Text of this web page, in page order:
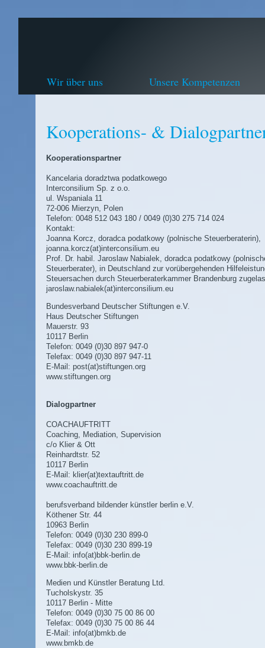
Wir über uns Unsere Kompetenzen
Kooperations- &
Kooperationspartner
Kancelaria doradztwa podatkowego
Interconsilium Sp. z o.o.
ul. Wspaniala 11
72-006 Mierzyn, Polen
Telefon: 0048 512 043 180 / 0049 (0)30 275 714 024
Kontakt:
Joanna Korcz, doradca podatkowy (polnische Steuerberaterin),
joanna.korcz(at)interconsilium.eu
Prof. Dr. habil. Jaroslaw Nabialek, doradca podatkowy
Steuerberater), in Deutschland zur vorübergehenden
Steuersachen durch Steuerberaterkammer Brandenburg
jaroslaw.nabialek(at)interconsilium.eu
Bundesverband Deutscher Stiftungen e.V.
Haus Deutscher Stiftungen
Mauerstr. 93
10117 Berlin
Telefon: 0049 (0)30 897 947-0
Telefax: 0049 (0)30 897 947-11
E-Mail: post(at)stiftungen.org
www.stiftungen.org
Dialogpartner
COACHAUFTRITT
Coaching, Mediation, Supervision
c/o Klier & Ott
Reinhardtstr. 52
10117 Berlin
E-Mail: klier(at)textauftritt.de
www.coachauftritt.de
berufsverband bildender künstler berlin e.V.
Köthener Str. 44
10963 Berlin
Telefon: 0049 (0)30 230 899-0
Telefax: 0049 (0)30 230 899-19
E-Mail: info(at)bbk-berlin.de
www.bbk-berlin.de
Medien und Künstler Beratung Ltd.
Tucholskystr. 35
10117 Berlin - Mitte
Telefon: 0049 (0)30 75 00 86 00
Telefax: 0049 (0)30 75 00 86 44
E-Mail: info(at)bmkb.de
www.bmkb.de